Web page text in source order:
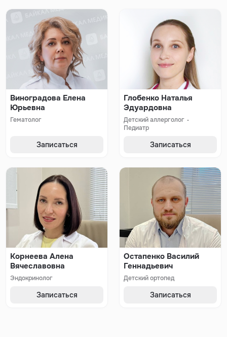
Виноградова Елена
Юрьевна
Гематолог
Записаться
Глобенко Наталья
Эдуардовна
Детский аллерголог
Педиатр
Записаться
Корнеева Алена
Вячеславовна
Эндокринолог
Записаться
Остапенко Василий
Геннадьевич
Детский ортопед
Записаться